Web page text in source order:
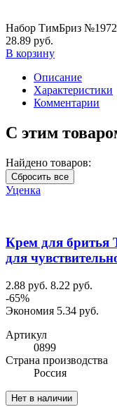
Набор ТимБриз №1972
28.89 руб.
В корзину
Описание
Характеристики
Комментарии
С этим
Найдено товаров:
Сбросить все
Уценка
Крем для бритья
для
2.88 руб. 8.22 руб.
-65%
Экономия 5.34 руб.
Артикул
0899
Cтрана производства
Россия
Нет в наличии